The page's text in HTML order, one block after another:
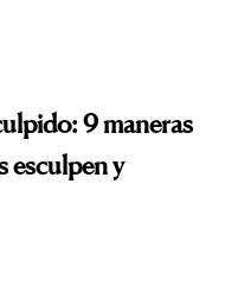
9 maneras
esculpen y